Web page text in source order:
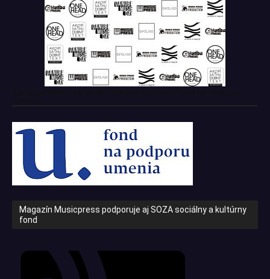
Magazín Musicpress podporuje aj SOZA sociálny a kultúrny
fond